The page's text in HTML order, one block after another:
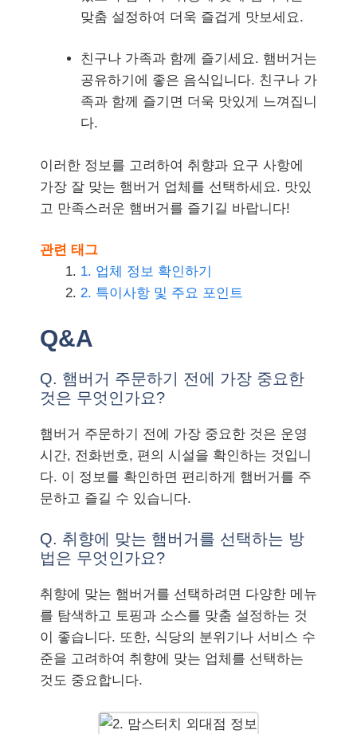
맞춤 설정하여 더욱 즐겁게 맛보세요.
친구나 가족과 함께 즐기세요. 햄버거는
공유하기에 좋은 음식입니다. 친구나 가
족과 함께 즐기면 더욱 맛있게 느껴집니
다.
이러한 정보를 고려하여 취향과 요구 사항에
가장 잘 맞는 햄버거 업체를 선택하세요. 맛있
고 만족스러운 햄버거를 즐기길 바랍니다!
관련 태그
1. 업체 정보 확인하기
2. 특이사항 및 주요 포인트
Q&A
Q. 햄버거 주문하기 전에 가장 중요한
것은 무엇인가요?
햄버거 주문하기 전에 가장 중요한 것은 운영
시간, 전화번호, 편의 시설을 확인하는 것입니
다. 이 정보를 확인하면 편리하게 햄버거를 주
문하고 즐길 수 있습니다.
Q. 취향에 맞는 햄버거를 선택하는 방
법은 무엇인가요?
취향에 맞는 햄버거를 선택하려면 다양한 메뉴
를 탐색하고 토핑과 소스를 맞춤 설정하는 것
이 좋습니다. 또한, 식당의 분위기나 서비스 수
준을 고려하여 취향에 맞는 업체를 선택하는
것도 중요합니다.